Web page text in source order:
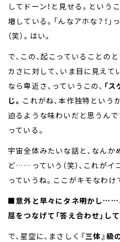
してドーン！と見せる。という
増している。「んなアホな？！」
（笑）。はい。
で、この、起こっていることの
カさに対して、いま目に見えて
なら卑近さ、っていうこの、 「
じ。 これがね、本作独特という
迫るような味わいだと思うん
っている。
宇宙全体みたいな話と、なん
ど……っていう（笑）、これがイ
っていうね。ここがキモなわけ
■意外と早々にタネ明かし……
屈をつなげて「答え合わせ」し
で、星空に、まさしく 『三体』